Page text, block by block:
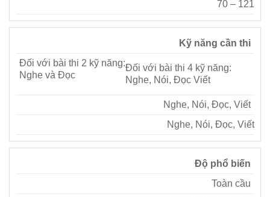
70 – 121
Kỹ năng cần thi
Đối với bài thi 2 kỹ năng:
Nghe và Đọc
Đối với bài thi 4 kỹ năng:
Nghe, Nói, Đọc Viết
Nghe, Nói, Đọc, Viết
Nghe, Nói, Đọc, Viết
Độ phổ biến
Toàn cầu